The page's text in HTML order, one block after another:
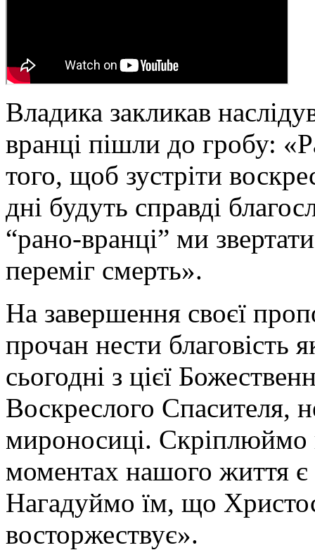
Владика закликав
вранці пішли до гробу:
того, щоб зустріти
дні будуть справді
“рано-вранці” ми
переміг смерть».
На завершення своєї
прочан нести благовість
сьогодні з цієї
Воскреслого Спасителя,
мироносиці. Скріплюймо
моментах нашого життя є
Нагадуймо їм, що
восторжествує».